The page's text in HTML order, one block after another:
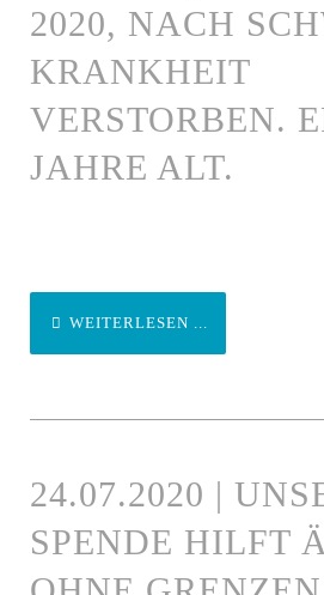
2020, NACH
KRANKHEIT
VERSTORBEN.
JAHRE ALT.
WEITERLESEN ...
24.07.2020 |
SPENDE HILFT